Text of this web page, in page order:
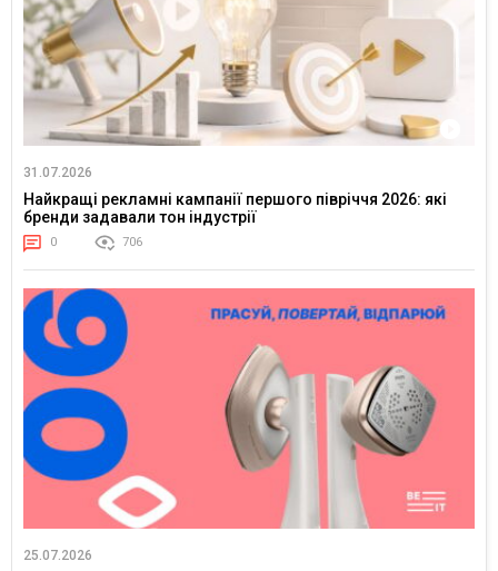
31.07.2026
Найкращі рекламні кампанії першого півріччя 2026: які
бренди задавали тон індустрії
0 706
25.07.2026